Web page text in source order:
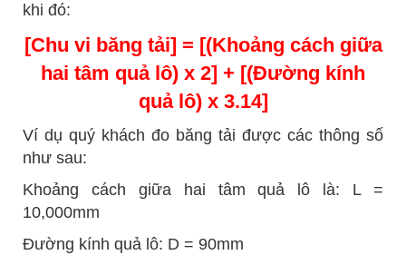
khi đó:
[Chu vi băng tải] = [(Khoảng cách giữa
hai tâm quả lô) x 2] + [(Đường kính
quả lô) x 3.14]
Ví dụ quý khách đo băng tải được các thông số
như sau:
Khoảng cách giữa hai tâm quả lô là: L =
10,000mm
Đường kính quả lô: D = 90mm